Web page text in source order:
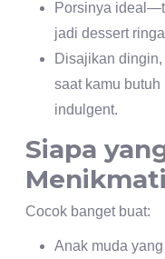
Porsinya
jadi dessert
Disajikan
saat kamu
indulgent.
Siapa
Cocok banget buat:
Anak muda